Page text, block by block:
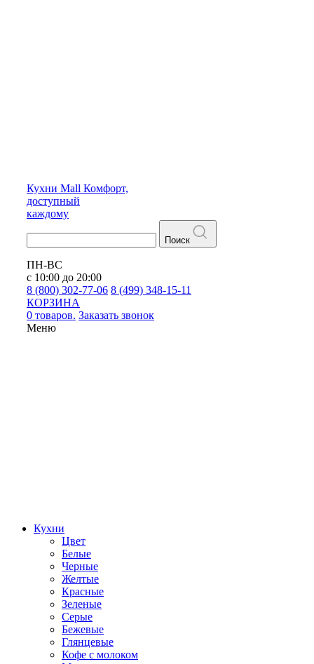
Кухни Mall Комфорт,
доступный
каждому
Поиск
ПН-ВС
с 10:00 до 20:00
8 (800) 302-77-06 8 (499) 348-15-11
КОРЗИНА
0 товаров. Заказать звонок
Меню
Кухни
Цвет
Белые
Черные
Желтые
Красные
Зеленые
Серые
Бежевые
Глянцевые
Кофе с молоком